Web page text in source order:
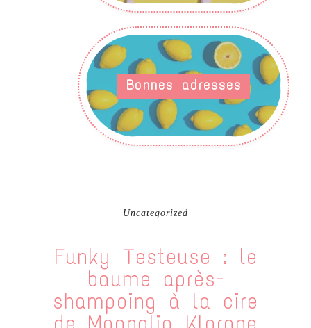
Bonnes adresses
Uncategorized
Funky Testeuse : le
baume après-
shampoing à la cire